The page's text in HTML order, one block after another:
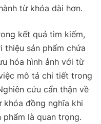
từ khóa dài hơn.
kết quả tìm kiếm,
sản phẩm chứa
hóa hình ảnh với từ
mô tả chi tiết trong
cứu cẩn thận về
đồng nghĩa khi
là quan trọng.